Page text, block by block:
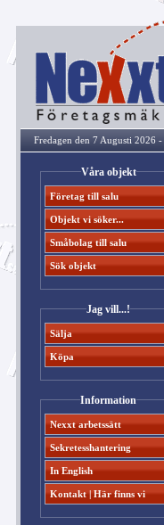
Fredagen den 7 Augusti 2026 -
Våra objekt
Företag till salu
Objekt vi söker...
Småbolag till salu
Sök objekt
Jag vill...!
Sälja
Köpa
Information
Nexxt arbetssätt
Sekretesshantering
In English
Kontakt | Här finns vi